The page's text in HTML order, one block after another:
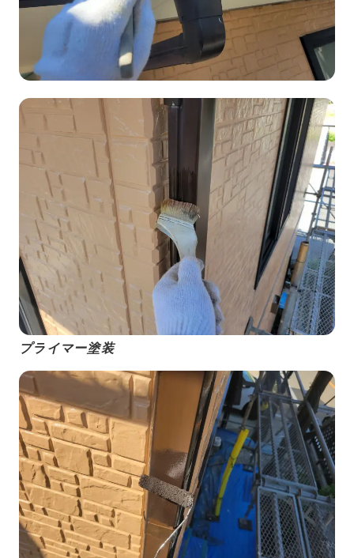
プライマー塗装